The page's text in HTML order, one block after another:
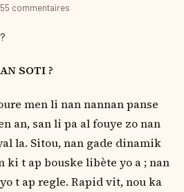
commentaires
SOTI ?
men li nan nannan panse
an, san li pa al fouye zo nan
la. Sitou, nan gade dinamik
ki t ap bouske libѐte yo a ; nan
t ap regle. Rapid vit, nou ka